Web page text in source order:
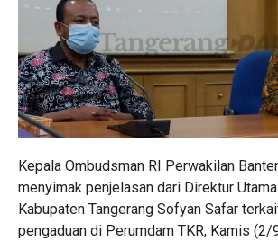
Kepala Ombudsman RI Perwakilan
menyimak penjelasan dari Direktur
Kabupaten Tangerang Sofyan Safar
pengaduan di Perumdam TKR, Kamis